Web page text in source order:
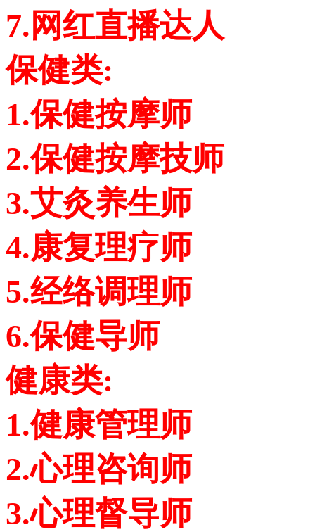
7.网红直播达人
保健类:
1.保健按摩师
2.保健按摩技师
3.艾灸养生师
4.康复理疗师
5.经络调理师
6.保健导师
健康类:
1.健康管理师
2.心理咨询师
3.心理督导师